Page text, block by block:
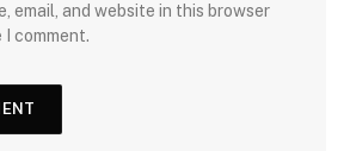
email, and website in this browser
comment.